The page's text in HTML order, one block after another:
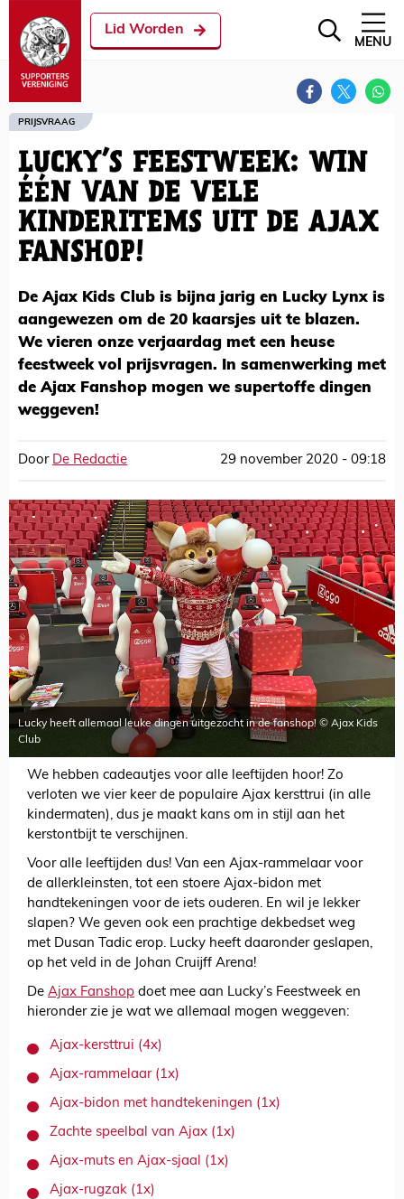
Lid Worden
MENU
PRIJSVRAAG
LUCKY’S FEESTWEEK: WIN
ÉÉN VAN DE VELE
KINDERITEMS UIT DE AJAX
FANSHOP!
De Ajax Kids Club is bijna jarig en Lucky Lynx is
aangewezen om de 20 kaarsjes uit te blazen.
We vieren onze verjaardag met een heuse
feestweek vol prijsvragen. In samenwerking met
de Ajax Fanshop mogen we supertoffe dingen
weggeven!
Door De Redactie 29 november 2020 - 09:18
Lucky heeft allemaal leuke dingen uitgezocht in de fanshop! © Ajax Kids
Club
We hebben cadeautjes voor alle leeftijden hoor! Zo
verloten we vier keer de populaire Ajax kersttrui (in alle
kindermaten), dus je maakt kans om in stijl aan het
kerstontbijt te verschijnen.
Voor alle leeftijden dus! Van een Ajax-rammelaar voor
de allerkleinsten, tot een stoere Ajax-bidon met
handtekeningen voor de iets ouderen. En wil je lekker
slapen? We geven ook een prachtige dekbedset weg
met Dusan Tadic erop. Lucky heeft daaronder geslapen,
op het veld in de Johan Cruijff Arena!
De Ajax Fanshop doet mee aan Lucky’s Feestweek en
hieronder zie je wat we allemaal mogen weggeven:
Ajax-kersttrui (4x)
Ajax-rammelaar (1x)
Ajax-bidon met handtekeningen (1x)
Zachte speelbal van Ajax (1x)
Ajax-muts en Ajax-sjaal (1x)
Ajax-rugzak (1x)